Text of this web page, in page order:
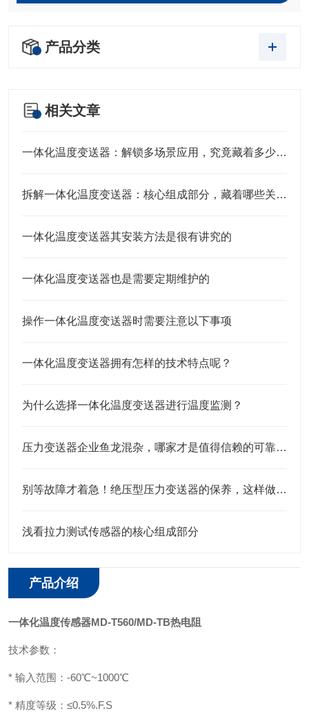
产品分类
相关文章
一体化温度变送器：解锁多场景应用，究竟藏着多少“隐形力量”？
拆解一体化温度变送器：核心组成部分，藏着哪些关键“密码”？
一体化温度变送器其安装方法是很有讲究的
一体化温度变送器也是需要定期维护的
操作一体化温度变送器时需要注意以下事项
一体化温度变送器拥有怎样的技术特点呢？
为什么选择一体化温度变送器进行温度监测？
压力变送器企业鱼龙混杂，哪家才是值得信赖的可靠之选？
别等故障才着急！绝压型压力变送器的保养，这样做才靠谱
浅看拉力测试传感器的核心组成部分
产品介绍
一体化温度传感器MD-T560/MD-TB热电阻
技术参数：
* 输入范围：-60℃~1000℃
* 精度等级：≤0.5%.F.S